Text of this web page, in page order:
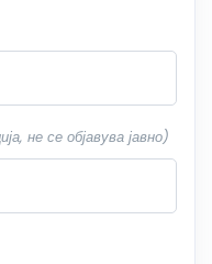
не се објавува јавно)